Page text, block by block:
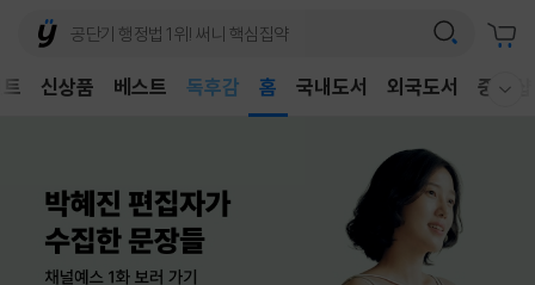
신상품 베스트
독후감
홈 국내도서 외국도서 중고샵